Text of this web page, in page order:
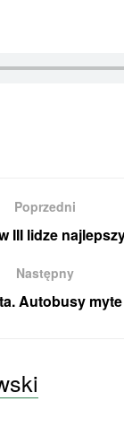
Poprzedni
III lidze
Następny
Autobusy